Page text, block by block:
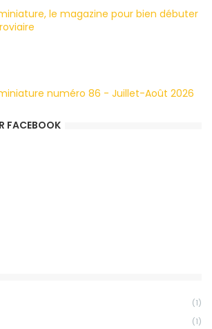
le magazine pour bien débuter
numéro 86 - Juillet-Août 2026
FACEBOOK
(1)
(1)